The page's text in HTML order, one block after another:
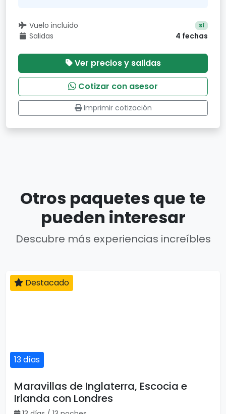
Vuelo incluido Sí
Salidas 4 fechas
Ver precios y salidas
Cotizar con asesor
Imprimir cotización
Otros paquetes que te
pueden interesar
Descubre más experiencias increíbles
13 días
Destacado
Maravillas de Inglaterra, Escocia e
Irlanda con Londres